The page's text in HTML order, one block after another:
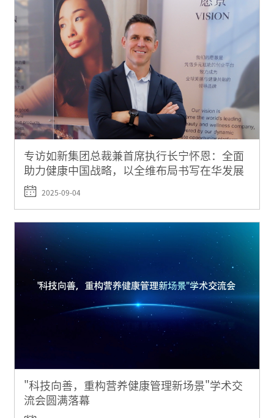
专访如新集团总裁兼首席执行长宁怀恩：全面
助力健康中国战略，以全维布局书写在华发展
创新答卷
2025-09-04
"科技向善，重构营养健康管理新场景"学术交
流会圆满落幕